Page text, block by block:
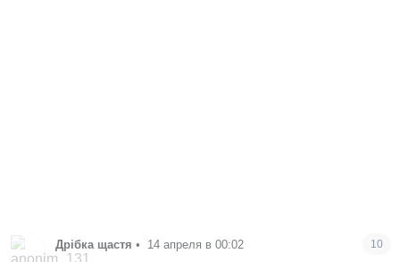
Дрібка щастя • 14 апреля в 00:02 10